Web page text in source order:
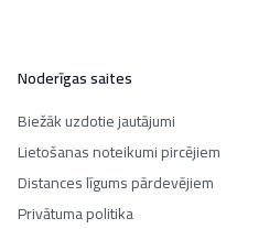
Noderīgas saites
Biežāk uzdotie jautājumi
Lietošanas noteikumi pircējiem
Distances līgums pārdevējiem
Privātuma politika